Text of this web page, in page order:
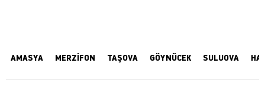
AMASYA MERZİFON TAŞOVA GÖYNÜCEK SULUOVA